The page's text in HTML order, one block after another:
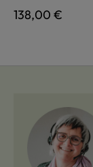
Regulärer Preis:
138,00 €